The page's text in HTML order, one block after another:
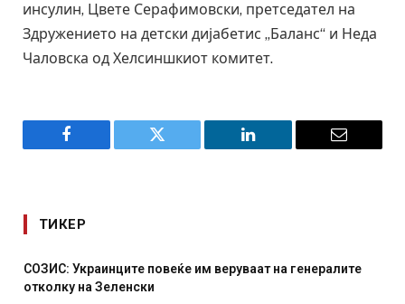
инсулин, Цвете Серафимовски, претседател на
Здружението на детски дијабетис „Баланс“ и Неда
Чаловска од Хелсиншкиот комитет.
Facebook Twitter LinkedIn Email
ТИКЕР
СОЗИС: Украинците повеќе им веруваат на генералите
отколку на Зеленски